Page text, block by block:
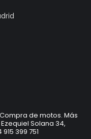
de motos. Más
Ezequiel Solana 34,
399 751